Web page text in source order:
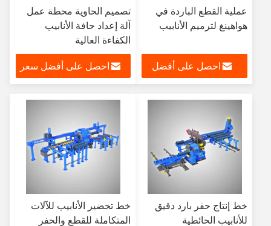
عملية القطع الباردة في
هواهينغ لترميم الأنابيب
احصل على أفضل
تصميم الحاوية محطة عمل
آلة إعداد حافة الأنابيب
الكفاءة العالية
احصل على أفضل سعر
خط إنتاج حفر بارد دقيق
للأنابيب الحائطية
خط تحضير الأنابيب للآلات
المتكاملة للقطع والحفر